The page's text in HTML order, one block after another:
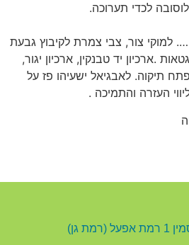
לכדי תערוכה.
למוקי צור, צבי צמרת לקיבוץ גבעת
.ארכיון יד טבנקין, ארכיון יגור,
תיקוה. לאבגיאל ישעיהו פז על
העזרה והתמיכה .
(רמת גן)